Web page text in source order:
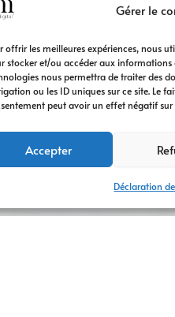
Gérer le
offrir les meilleures expériences, nous
stocker et/ou accéder aux informations
nous permettra de traiter des
ou les ID uniques sur ce site. Le
peut avoir un effet négatif
Accepter
Déclaration